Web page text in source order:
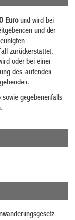
Euround wird bei
und der
zurückerstattet,
oder bei einer
des laufenden
gegebenenfalls